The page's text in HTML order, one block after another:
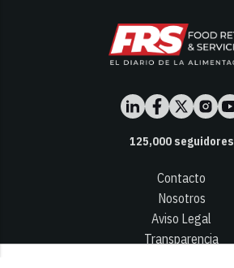
125,000seguidores
Contacto
Nosotros
Aviso Legal
Transparencia